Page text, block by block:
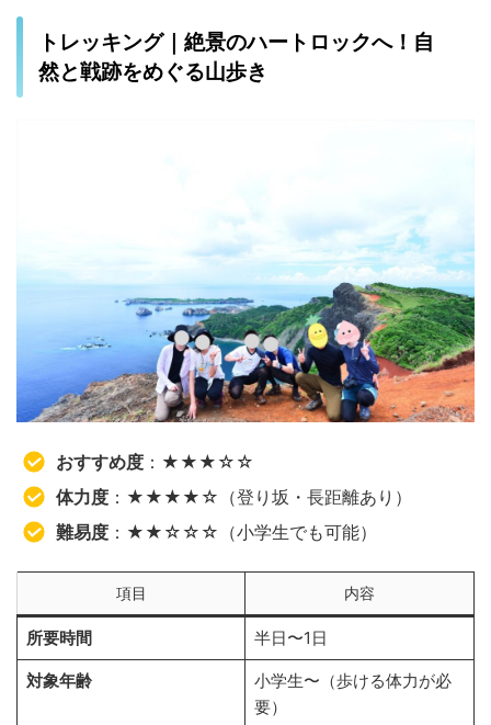
トレッキング｜絶景のハートロックへ！自
然と戦跡をめぐる山歩き
おすすめ度 ：★★★☆☆
体力度 ：★★★★☆（登り坂・長距離あり）
難易度 ：★★☆☆☆（小学生でも可能）
項目 内容
所要時間 半日〜1日
対象年齢
小学生〜（歩ける体力が必
要）